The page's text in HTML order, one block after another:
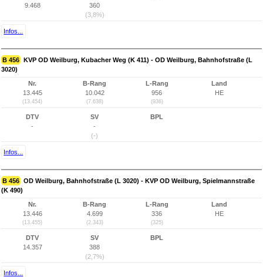
9.468
360
(3,8%)
Infos...
B 456 KVP OD Weilburg, Kubacher Weg (K 411) - OD Weilburg, Bahnhofstraße (L
3020)
Nr.
13.445
(13.454)
B-Rang
10.042
(7.638)
L-Rang
956
(936)
Land
HE
DTV
-
SV
-
(-)
BPL
Infos...
B 456 OD Weilburg, Bahnhofstraße (L 3020) - KVP OD Weilburg, Spielmannstraße
(K 490)
Nr.
13.446
(13.455)
B-Rang
4.699
(2.343)
L-Rang
336
(325)
Land
HE
DTV
14.357
SV
388
(2,7%)
BPL
Infos...